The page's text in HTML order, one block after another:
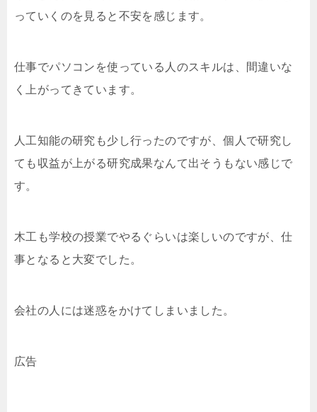
っていくのを見ると不安を感じます。
仕事でパソコンを使っている人のスキルは、間違いな
く上がってきています。
人工知能の研究も少し行ったのですが、個人で研究し
ても収益が上がる研究成果なんて出そうもない感じで
す。
木工も学校の授業でやるぐらいは楽しいのですが、仕
事となると大変でした。
会社の人には迷惑をかけてしまいました。
広告